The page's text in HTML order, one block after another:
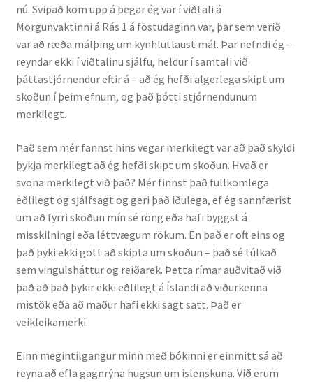
Kennd námskeið
Kennsluefni
Yfirlit um kennslu
Stjórnun
Innan Háskólans
Samstarfsverkefni
Styrkir og verðlaun
Utan Háskólans
Verkefnisstjórn
Rannsóknir
nú. Svipað kom upp á þegar ég var í viðtali á
Morgunvaktinni á Rás 1 á föstudaginn var, þar sem verið
var að ræða málþing um kynhlutlaust mál. Þar nefndi ég –
reyndar ekki í viðtalinu sjálfu, heldur í samtali við
þáttastjórnendur eftir á – að ég hefði algerlega skipt um
skoðun í þeim efnum, og það þótti stjórnendunum
merkilegt.
Það sem mér fannst hins vegar merkilegt var að það skyldi
þykja merkilegt að ég hefði skipt um skoðun. Hvað er
svona merkilegt við það? Mér finnst það fullkomlega
eðlilegt og sjálfsagt og geri það iðulega, ef ég sannfærist
um að fyrri skoðun mín sé röng eða hafi byggst á
misskilningi eða léttvægum rökum. En það er oft eins og
það þyki ekki gott að skipta um skoðun – það sé túlkað
sem vingulsháttur og reiðarek. Þetta rímar auðvitað við
það að það þykir ekki eðlilegt á Íslandi að viðurkenna
mistök eða að maður hafi ekki sagt satt. Það er
veikleikamerki.
Einn megintilgangur minn með bókinni er einmitt sá að
reyna að efla gagnrýna hugsun um íslenskuna. Við erum